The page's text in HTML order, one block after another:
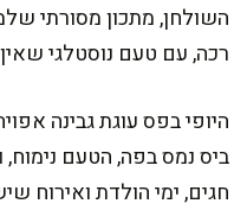
השולחן, מתכון מסורתי
רכה, עם טעם נוסטלגי
היופי בפס עוגת גבינה
ביס נמס בפה, הטעם נימוח,
חגים, ימי הולדת ואירוח